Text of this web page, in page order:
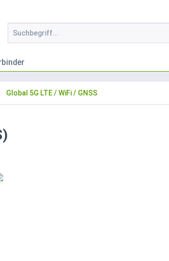
Global 5G LTE / WiFi / GNSS